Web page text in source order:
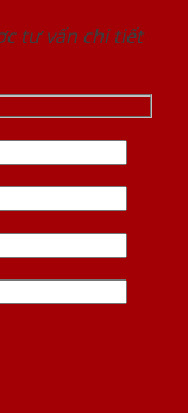
tư vấn chi tiết